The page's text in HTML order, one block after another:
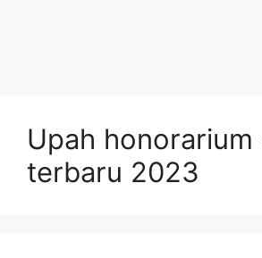
Upah honorarium
terbaru 2023